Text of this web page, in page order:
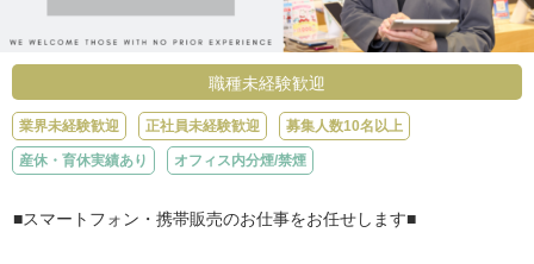
職種未経験歓迎
業界未経験歓迎 正社員未経験歓迎 募集人数10名以上
産休・育休実績あり オフィス内分煙/禁煙
■スマートフォン・携帯販売のお仕事をお任せします■